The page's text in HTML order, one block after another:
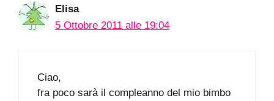
Elisa
5 Ottobre 2011 alle 19:04
Ciao,
fra poco sarà il compleanno del mio bimbo